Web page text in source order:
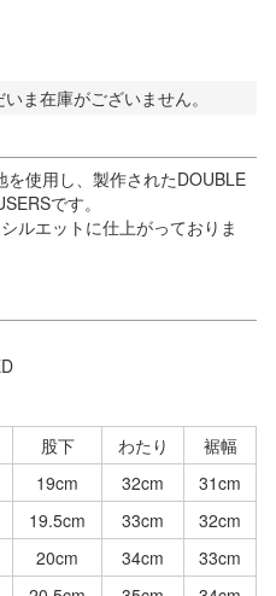
ま在庫がございません。
使用し、製作されたDOUBLE
です。
ルエットに仕上がっておりま
股下 わたり
裾幅
19cm 32cm
31cm
19.5cm 33cm
32cm
20cm 34cm
33cm